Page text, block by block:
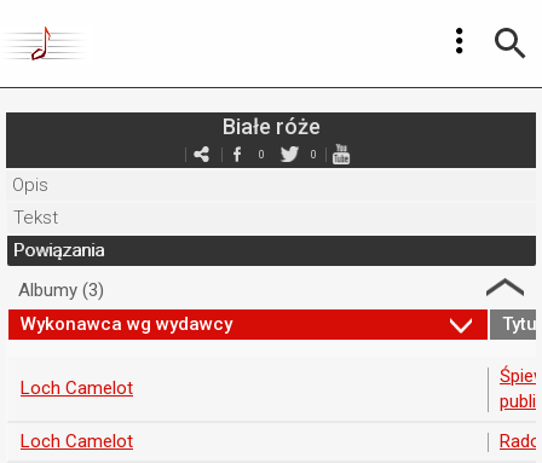
Białe róże
0 0
Opis
Tekst
Powiązania
Albumy (3)
Wykonawca wg wydawcy
Tytuł
Loch Camelot
Loch Camelot